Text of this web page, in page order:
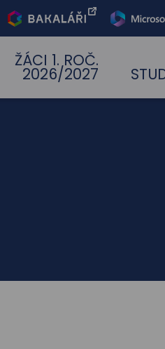
ŽÁCI 1. ROČ.
2026/2027
Bakaláři Office